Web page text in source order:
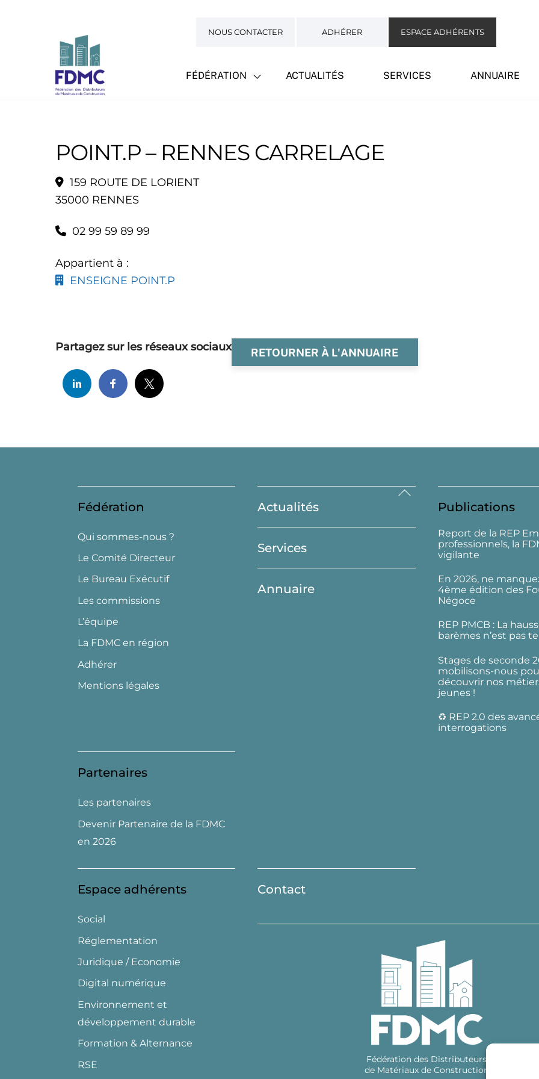
NOUS CONTACTER ADHÉRER ESPACE ADHÉRENTS
FÉDÉRATION ACTUALITÉS SERVICES ANNUAIRE
POINT.P – RENNES CARRELAGE
159 ROUTE DE LORIENT
35000 RENNES
02 99 59 89 99
Appartient à :
ENSEIGNE POINT.P
RETOURNER À L'ANNUAIRE
Partagez sur les réseaux sociaux
Back
Top
Fédération
Qui sommes-nous ?
Le Comité Directeur
Le Bureau Exécutif
Les commissions
L’équipe
La FDMC en région
Adhérer
Mentions légales
Actualités
Services
Annuaire
Publications
Report de la REP
professionnels, la
vigilante
En 2026, ne
4ème édition des
Négoce
REP PMCB : La
barèmes n’est pas
Stages de seconde
mobilisons-nous
découvrir nos
jeunes !
♻️ REP 2.0 des
interrogations
Partenaires
Les partenaires
Devenir Partenaire de la FDMC
en 2026
Espace adhérents
Social
Réglementation
Juridique / Economie
Digital numérique
Environnement et
développement durable
Formation & Alternance
RSE
Contact
Fédération des Distributeurs
de Matériaux de Construction